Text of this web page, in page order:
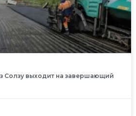
Солзу выходит на завершающий